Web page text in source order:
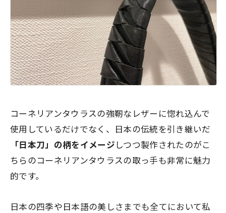
コーネリアンタウラスの強靭なレザーに惚れ込んで
使用しているだけでなく、日本の伝統を引き継いだ
「日本刀」の柄をイメージ しつつ製作されたのがこ
ちらのコーネリアンタウラスの取っ手も非常に魅力
的です。
日本の四季や日本語の美しさまでも全てにおいて私